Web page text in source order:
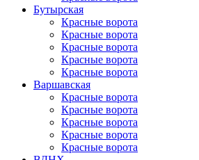
Бутырская
Красные ворота
Красные ворота
Красные ворота
Красные ворота
Красные ворота
Варшавская
Красные ворота
Красные ворота
Красные ворота
Красные ворота
Красные ворота